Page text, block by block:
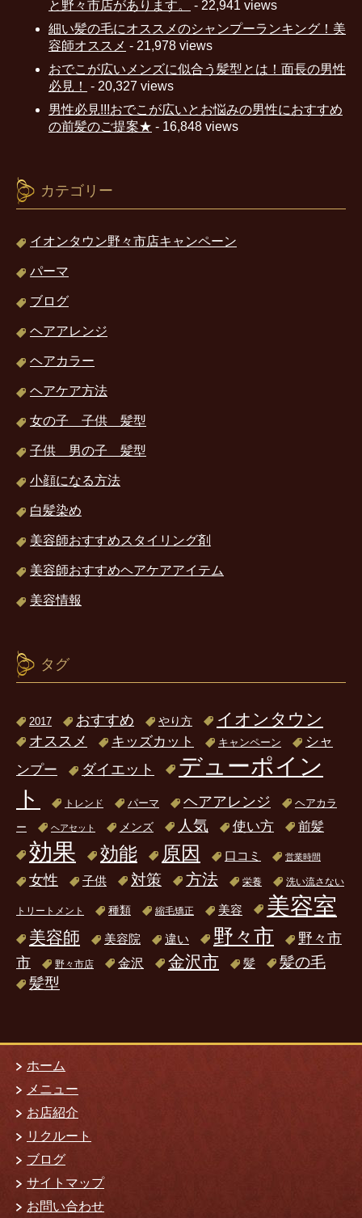
と野々市店があります。
- 22,941 views
細い髪の毛にオススメのシャンプーランキング！美
容師オススメ - 21,978 views
おでこが広いメンズに似合う髪型とは！面長の男性
必見！
- 20,327 views
男性必見!!!おでこが広いとお悩みの男性におすすめ
の前髪のご提案★ - 16,848 views
カテゴリー
イオンタウン野々市店キャンペーン
パーマ
ブログ
ヘアアレンジ
ヘアカラー
ヘアケア方法
女の子 子供 髪型
子供 男の子 髪型
小顔になる方法
白髪染め
美容師おすすめスタイリング剤
美容師おすすめヘアケアアイテム
美容情報
タグ
2017 おすすめ やり方 イオンタウン
オススメ キッズカット キャンペーン
シャ
ンプー
ダイエット
デューポイン
ト
トレンド パーマ ヘアアレンジ
ヘアカラ
ー
ヘアセット メンズ 人気 使い方 前髪
効果 効能 原因 口コミ 営業時間
女性 子供 対策 方法 栄養 洗い流さない
トリートメント 種類 縮毛矯正 美容 美容室
美容師 美容院 違い 野々市
野々市
市
野々市店 金沢 金沢市 髪
髪の毛
髪型
ホーム
メニュー
お店紹介
リクルート
ブログ
サイトマップ
お問い合わせ